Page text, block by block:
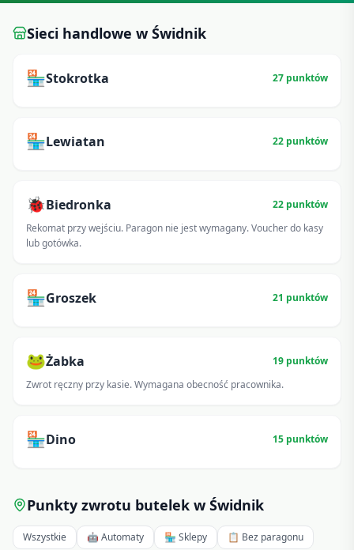
Sieci handlowe w Świdnik
🏪Stokrotka 27 punktów
🏪Lewiatan 22 punktów
🐞Biedronka 22 punktów
Rekomat przy wejściu. Paragon nie jest wymagany. Voucher do kasy
lub gotówka.
🏪Groszek 21 punktów
🐸Żabka 19 punktów
Zwrot ręczny przy kasie. Wymagana obecność pracownika.
🏪Dino 15 punktów
Punkty zwrotu butelek w Świdnik
Wszystkie 🤖 Automaty 🏪 Sklepy 📋 Bez paragonu